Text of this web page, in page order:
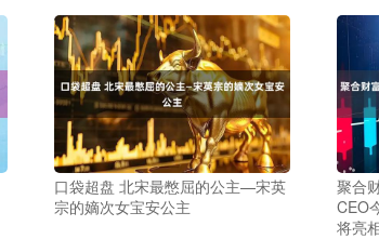
口袋超盘 北宋最憋屈的公主—宋英
宗的嫡次女宝安公主
聚合
CEO
将亮